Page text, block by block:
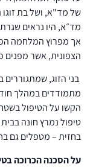
של מד"א, ושל בת זוגו
מד״א, היו נראים
אך מפרוץ המלחמה
הצפונית, אשר מפנים
בני הזוג,
מתמודדים במהלך
הקשו על הטיפול
טיפול נמרץ חונה
בחזית – מטפלים גם
על הסכנה הכרוכה